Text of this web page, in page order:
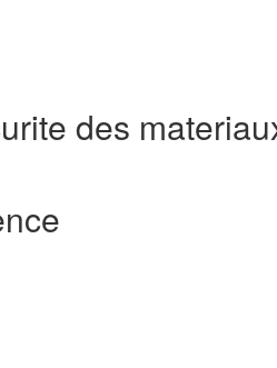
des